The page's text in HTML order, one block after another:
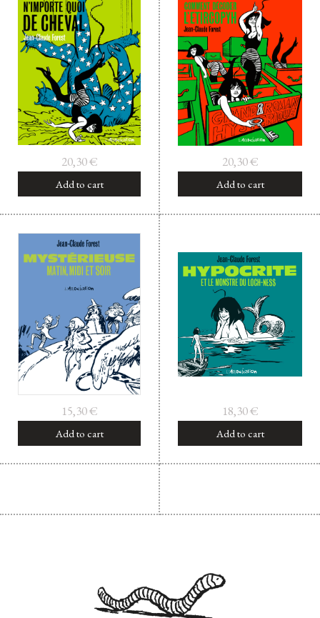
Facebook Instagram Twitter
Hébergé par Vixns
incandescence
Version 2.3.3
20,30€
Add to cart
20,30€
Add to cart
15,30€
Add to cart
18,30€
Add to cart